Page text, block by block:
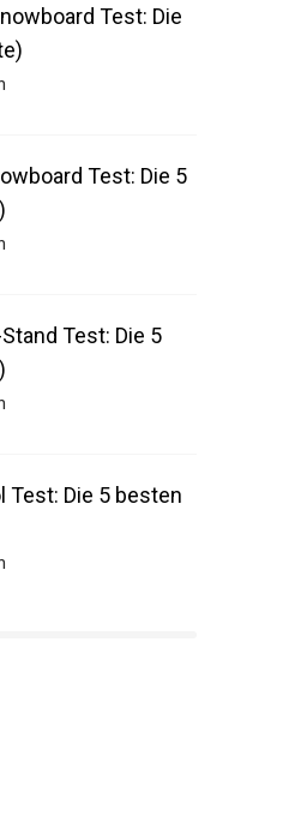
Test: Die
Test: Die 5
Test: Die 5
Die 5 besten